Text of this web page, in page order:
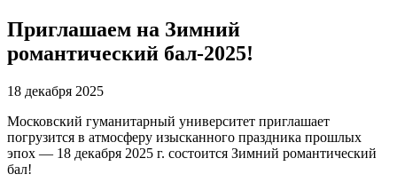
Приглашаем на Зимний
романтический бал-2025!
18 декабря 2025
Московский гуманитарный университет приглашает
погрузится в атмосферу изысканного праздника прошлых
эпох — 18 декабря 2025 г. состоится Зимний романтический
бал!